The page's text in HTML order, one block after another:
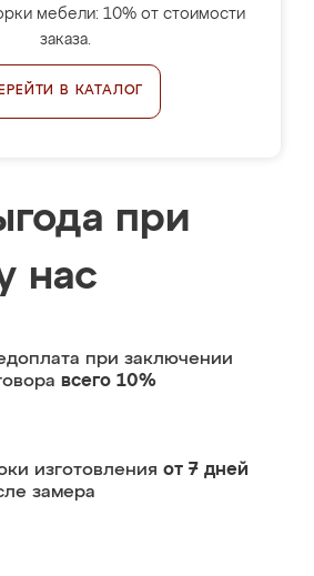
мебели: 10% от стоимости
заказа.
В КАТАЛОГ
при
нас
при заключении
всего 10%
изготовления от 7 дней
замера